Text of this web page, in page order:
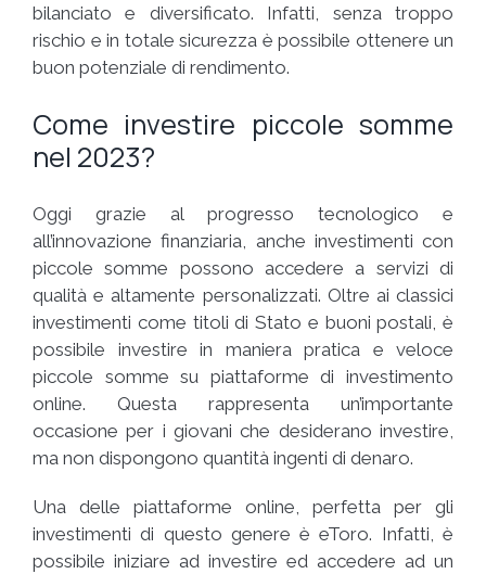
bilanciato e diversificato. Infatti, senza troppo
rischio e in totale sicurezza è possibile ottenere un
buon potenziale di rendimento.
Come investire piccole somme
nel 2023?
Oggi grazie al progresso tecnologico e
all’innovazione finanziaria, anche investimenti con
piccole somme possono accedere a servizi di
qualità e altamente personalizzati. Oltre ai classici
investimenti come titoli di Stato e buoni postali, è
possibile investire in maniera pratica e veloce
piccole somme su piattaforme di investimento
online. Questa rappresenta un’importante
occasione per i giovani che desiderano investire,
ma non dispongono quantità ingenti di denaro.
Una delle piattaforme online, perfetta per gli
investimenti di questo genere è eToro. Infatti, è
possibile iniziare ad investire ed accedere ad un